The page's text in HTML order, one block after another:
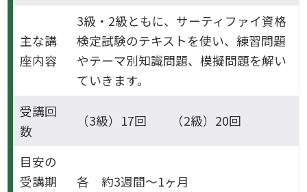
主な講
座内容
3級・2級ともに、サーティファイ資格
検定試験のテキストを使い、練習問題
やテーマ別知識問題、模擬問題を解い
ていきます。
受講回
数
（3級）17回 （2級）20回
目安の
受講期
各 約3週間～1ヶ月